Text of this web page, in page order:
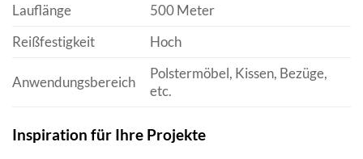
Lauflänge
500 Meter
Reißfestigkeit
Hoch
Anwendungsbereich
Polstermöbel, Kissen, Bezüge,
etc.
Inspiration für Ihre Projekte